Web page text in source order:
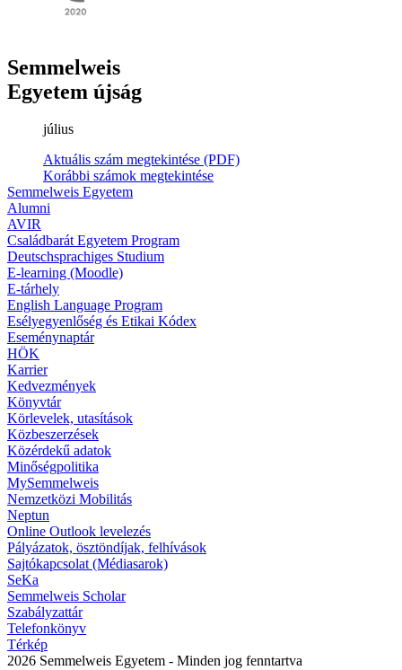
Semmelweis
Egyetem újság
július
Aktuális szám megtekintése (PDF)
Korábbi számok megtekintése
Semmelweis Egyetem
Alumni
AVIR
Családbarát Egyetem Program
Deutschsprachiges Studium
E-learning (Moodle)
E-tárhely
English Language Program
Esélyegyenlőség és Etikai Kódex
Eseménynaptár
HÖK
Karrier
Kedvezmények
Könyvtár
Körlevelek, utasítások
Közbeszerzések
Közérdekű adatok
Minőségpolitika
MySemmelweis
Nemzetközi Mobilitás
Neptun
Online Outlook levelezés
Pályázatok, ösztöndíjak, felhívások
Sajtókapcsolat (Médiasarok)
SeKa
Semmelweis Scholar
Szabályzattár
Telefonkönyv
Térkép
2026 Semmelweis Egyetem - Minden jog fenntartva